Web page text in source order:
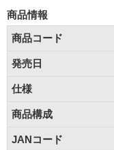
商品情報
商品コード
発売日
仕様
商品構成
JANコード